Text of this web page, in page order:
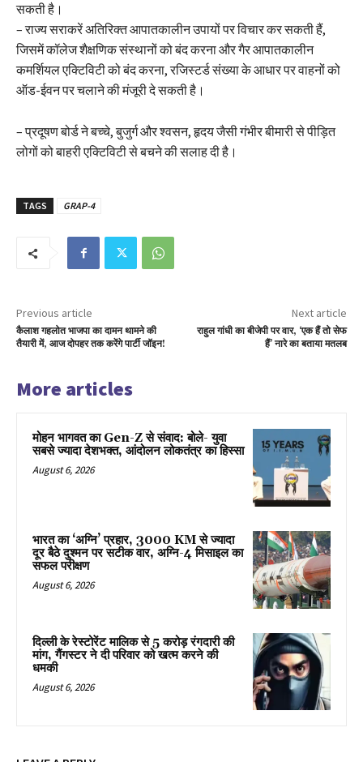
सकती है।
– राज्य सराकरें अतिरिक्त आपातकालीन उपायों पर विचार कर सकती हैं,
जिसमें कॉलेज शैक्षणिक संस्थानों को बंद करना और गैर आपातकालीन
कमर्शियल एक्टिविटी को बंद करना, रजिस्टर्ड संख्या के आधार पर वाहनों को
ऑड-ईवन पर चलाने की मंजूरी दे सकती है।
– प्रदूषण बोर्ड ने बच्चे, बुजुर्ग और श्वसन, हृदय जैसी गंभीर बीमारी से पीड़ित
लोगों को बाहरी एक्टिविटी से बचने की सलाह दी है।
TAGS GRAP-4
Previous article
कैलाश गहलोत भाजपा का दामन थामने की
तैयारी में, आज दोपहर तक करेंगे पार्टी जॉइन!
Next article
राहुल गांधी का बीजेपी पर वार, ‘एक हैं तो सेफ
हैं’ नारे का बताया मतलब
More articles
मोहन भागवत का Gen-Z से संवाद: बोले- युवा
सबसे ज्यादा देशभक्त, आंदोलन लोकतंत्र का हिस्सा
August 6, 2026
भारत का ‘अग्नि’ प्रहार, 3000 KM से ज्यादा
दूर बैठे दुश्मन पर सटीक वार, अग्नि-4 मिसाइल का
सफल परीक्षण
August 6, 2026
दिल्ली के रेस्टोरेंट मालिक से 5 करोड़ रंगदारी की
मांग, गैंगस्टर ने दी परिवार को खत्म करने की
धमकी
August 6, 2026